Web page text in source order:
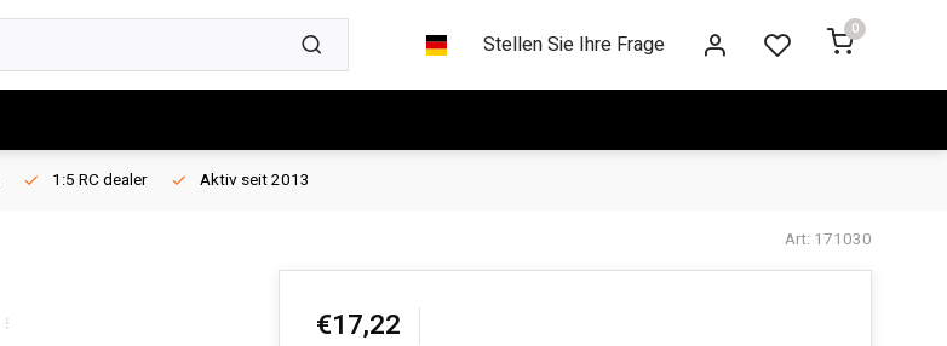
Stellen Sie Ihre Frage
0
1:5 RC dealer Aktiv seit 2013
Art: 171030
€17,22